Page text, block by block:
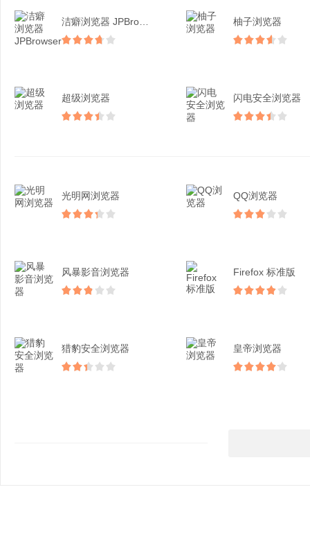
柚子浏览器
超级浏览器 闪电安全浏览器
光明网浏览器 QQ浏览器
风暴影音浏览器 Firefox 标准版
猎豹安全浏览器 皇帝浏览器